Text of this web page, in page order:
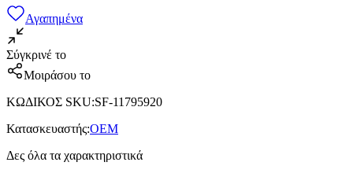
Αγαπημένα
Σύγκρινέ το
Μοιράσου το
ΚΩΔΙΚΟΣ SKU:SF-11795920
Κατασκευαστής:OEM
Δες όλα τα χαρακτηριστικά